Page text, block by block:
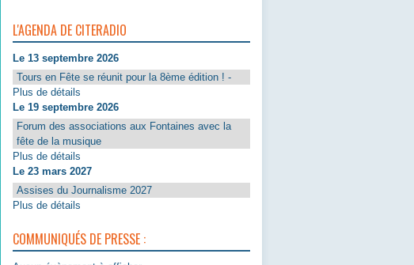
L'AGENDA DE CITERADIO
Le 13 septembre 2026
Tours en Fête se réunit pour la 8ème édition ! -
Plus de détails
Le 19 septembre 2026
Forum des associations aux Fontaines avec la
fête de la musique
Plus de détails
Le 23 mars 2027
Assises du Journalisme 2027
Plus de détails
COMMUNIQUÉS DE PRESSE :